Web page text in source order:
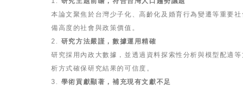
本論文聚焦於台灣少子化、高齡化及婚育行為變遷等重要
備高度的社會與政策價值。
2. 研究方法嚴謹，數據運用精確
研究採用內政大數據，並透過資料探索性分析與模型配適
析方式確保研究結果的可信度。
3. 學術貢獻顯著，補充現有文獻不足